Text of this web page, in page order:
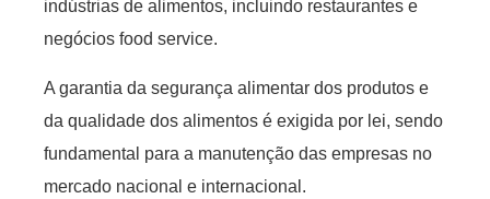
indústrias de alimentos, incluindo restaurantes e
negócios food service.
A garantia da segurança alimentar dos produtos e
da qualidade dos alimentos é exigida por lei, sendo
fundamental para a manutenção das empresas no
mercado nacional e internacional.